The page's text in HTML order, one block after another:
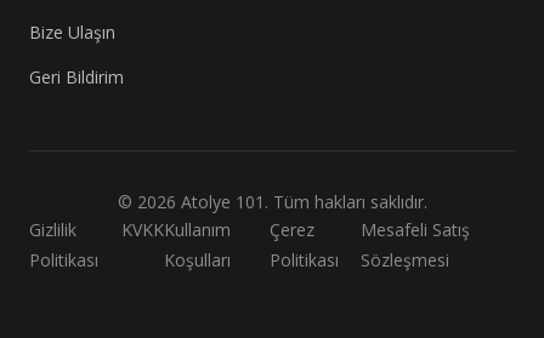
Bize Ulaşın
Geri Bildirim
© 2026 Atolye 101. Tüm hakları saklıdır.
Gizlilik
Politikası
KVKKKullanım
Koşulları
Çerez
Politikası
Mesafeli Satış
Sözleşmesi